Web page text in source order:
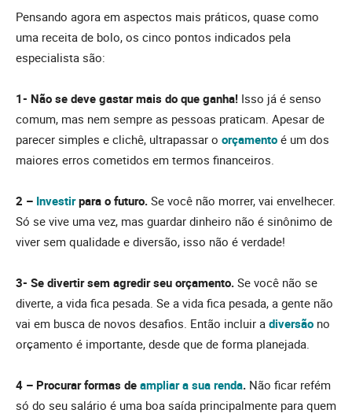
Pensando agora em aspectos mais práticos, quase como
uma receita de bolo, os cinco pontos indicados pela
especialista são:
1- Não se deve gastar mais do que ganha! Isso já é senso
comum, mas nem sempre as pessoas praticam. Apesar de
parecer simples e clichê, ultrapassar o orçamento é um dos
maiores erros cometidos em termos financeiros.
2 – Investirpara o futuro. Se você não morrer, vai envelhecer.
Só se vive uma vez, mas guardar dinheiro não é sinônimo de
viver sem qualidade e diversão, isso não é verdade!
3- Se divertir sem agredir seu orçamento. Se você não se
diverte, a vida fica pesada. Se a vida fica pesada, a gente não
vai em busca de novos desafios. Então incluir a diversão no
orçamento é importante, desde que de forma planejada.
4 – Procurar formas de ampliar a sua renda. Não ficar refém
só do seu salário é uma boa saída principalmente para quem